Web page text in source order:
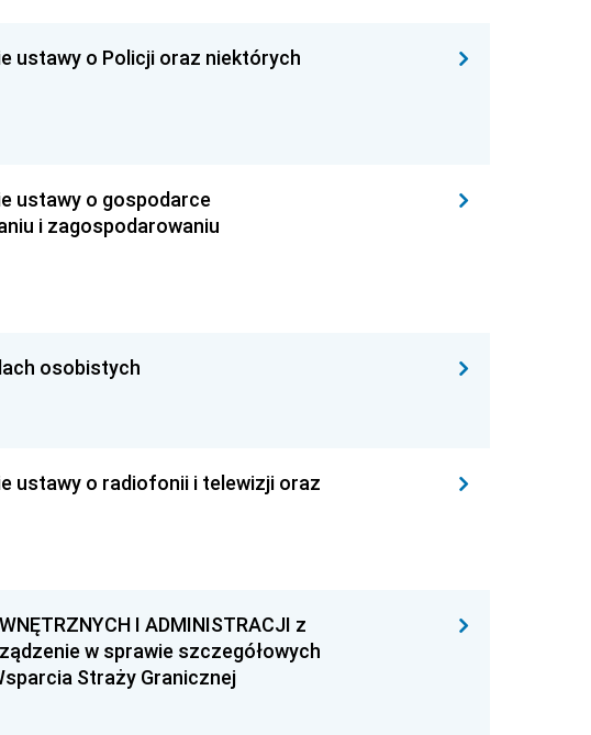
ustawy o Policji oraz niektórych
ustawy o gospodarce
i zagospodarowaniu
osobistych
ustawy o radiofonii i telewizji oraz
I ADMINISTRACJI z
w sprawie szczegółowych
Straży Granicznej